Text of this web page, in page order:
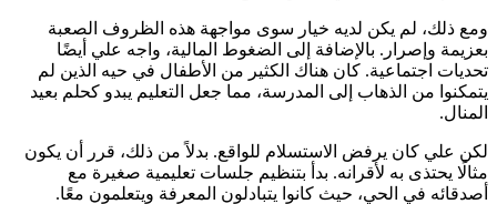
ومع ذلك، لم يكن لديه خيار سوى مواجهة هذه الظروف الصعبة
بعزيمة وإصرار. بالإضافة إلى الضغوط المالية، واجه علي أيضًا
تحديات اجتماعية. كان هناك الكثير من الأطفال في حيه الذين لم
يتمكنوا من الذهاب إلى المدرسة، مما جعل التعليم يبدو كحلم بعيد
المنال.
لكن علي كان يرفض الاستسلام للواقع. بدلاً من ذلك، قرر أن يكون
مثالًا يحتذى به لأقرانه. بدأ بتنظيم جلسات تعليمية صغيرة مع
أصدقائه في الحي، حيث كانوا يتبادلون المعرفة ويتعلمون معًا.